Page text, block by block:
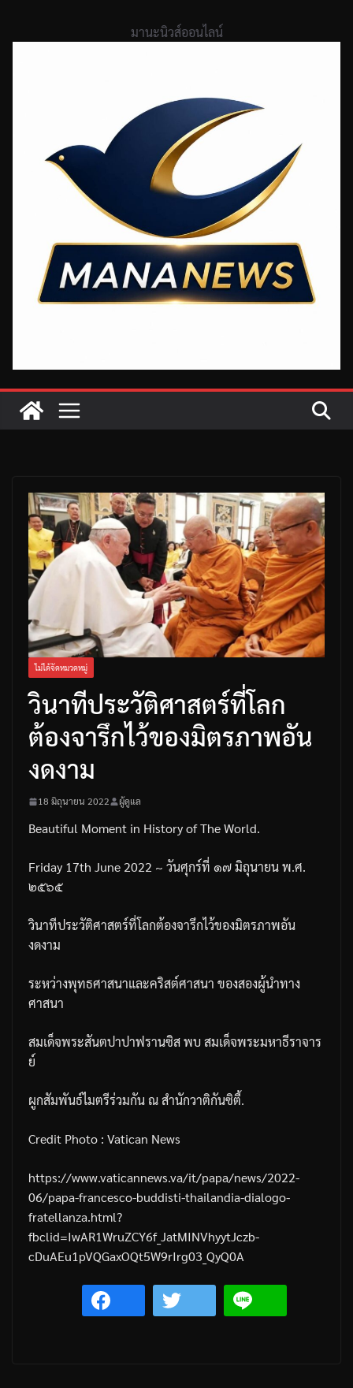
มานะนิวส์ออนไลน์
ไม่ได้จัดหมวดหมู่
วินาทีประวัติศาสตร์ที่โลก
ต้องจารึกไว้ของมิตรภาพอัน
งดงาม
18 มิถุนายน 2022 ผู้ดูแล
Beautiful Moment in History of The World.
Friday 17th June 2022 ~ วันศุกร์ที่ ๑๗มิถุนายนพ.ศ.
๒๕๖๕
วินาทีประวัติศาสตร์ที่โลกต้องจารึกไว้ของมิตรภาพอัน
งดงาม
ระหว่างพุทธศาสนาและคริสต์ศาสนา ของสองผู้นำทาง
ศาสนา
สมเด็จพระสันตปาปาฟรานซิสพบสมเด็จพระมหาธีราจาร
ย์
ผูกสัมพันธ์ไมตรีร่วมกันณสำนักวาติกันซิตี้.
Credit Photo : Vatican News
https://www.vaticannews.va/it/papa/news/2022-
06/papa-francesco-buddisti-thailandia-dialogo-
fratellanza.html?
fbclid=IwAR1WruZCY6f_JatMINVhyytJczb-
cDuAEu1pVQGaxOQt5W9rIrg03_QyQ0A